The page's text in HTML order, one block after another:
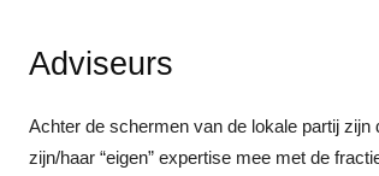
Adviseurs
Achter de schermen van de lokale partij
zijn/haar “eigen” expertise mee met de